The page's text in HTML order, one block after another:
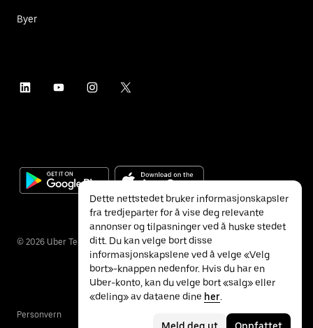
Byer
© 2026 Uber Technologies Inc.
Personvern
Dette nettstedet bruker informasjonskapsler
fra tredjeparter for å vise deg relevante
annonser og tilpasninger ved å huske stedet
ditt. Du kan velge bort disse
informasjonskapslene ved å velge «Velg
bort»-knappen nedenfor. Hvis du har en
Uber-konto, kan du velge bort «salg» eller
«deling» av dataene dine her.